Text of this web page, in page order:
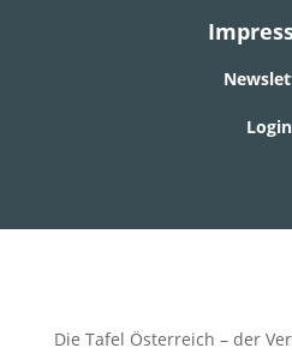
Login
Die Tafel Österreich – der